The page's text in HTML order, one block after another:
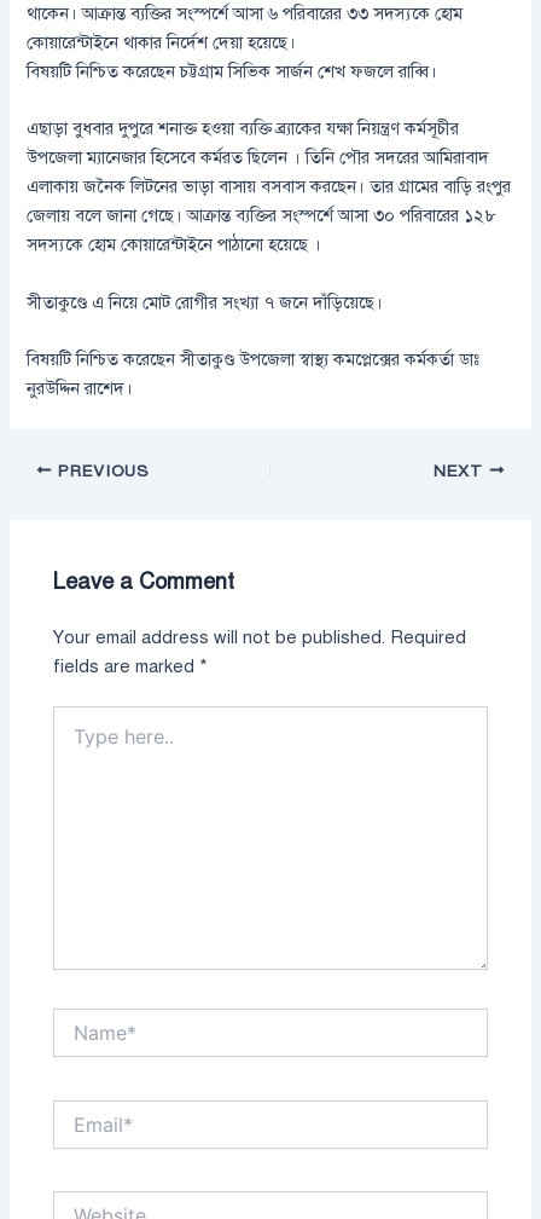
থাকেন। আক্রান্ত ব্যক্তির সংস্পর্শে আসা ৬ পরিবারের ৩৩ সদস্যকে হোম
কোয়ারেন্টাইনে থাকার নির্দেশ দেয়া হয়েছে।
বিষয়টি নিশ্চিত করেছেন চট্টগ্রাম সিভিক সার্জন শেখ ফজলে রাব্বি।
এছাড়া বুধবার দুপুরে শনাক্ত হওয়া ব্যক্তি ব্র্যাকের যক্ষা নিয়ন্ত্রণ কর্মসূচীর
উপজেলা ম্যানেজার হিসেবে কর্মরত ছিলেন । তিনি পৌর সদরের আমিরাবাদ
এলাকায় জনৈক লিটনের ভাড়া বাসায় বসবাস করছেন। তার গ্রামের বাড়ি রংপুর
জেলায় বলে জানা গেছে। আক্রান্ত ব্যক্তির সংস্পর্শে আসা ৩০ পরিবারের ১২৮
সদস্যকে হোম কোয়ারেন্টাইনে পাঠানো হয়েছে ।
সীতাকুণ্ডে এ নিয়ে মোট রোগীর সংখ্যা ৭ জনে দাঁড়িয়েছে।
বিষয়টি নিশ্চিত করেছেন সীতাকুণ্ড উপজেলা স্বাস্থ্য কমপ্লেক্সের কর্মকর্তা ডাঃ
নুরউদ্দিন রাশেদ।
PREVIOUS NEXT
Leave a Comment
Your email address will not be published. Required
fields are marked *
here..